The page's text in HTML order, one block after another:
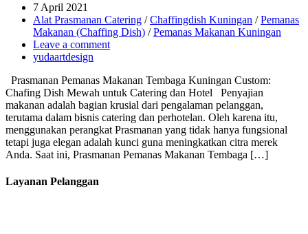
7 April 2021
Alat Prasmanan Catering /Chaffingdish Kuningan /Pemanas
Makanan (Chaffing Dish) /Pemanas Makanan Kuningan
Leave a comment
yudaartdesign
Prasmanan Pemanas Makanan Tembaga Kuningan Custom:
Chafing Dish Mewah untuk Catering dan Hotel Penyajian
makanan adalah bagian krusial dari pengalaman pelanggan,
terutama dalam bisnis catering dan perhotelan. Oleh karena itu,
menggunakan perangkat Prasmanan yang tidak hanya fungsional
tetapi juga elegan adalah kunci guna meningkatkan citra merek
Anda. Saat ini, Prasmanan Pemanas Makanan Tembaga […]
Layanan Pelanggan